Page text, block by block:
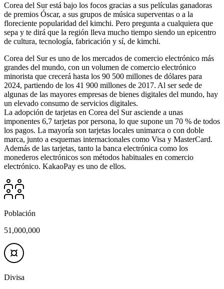
Corea del Sur está bajo los focos gracias a sus películas ganadoras
de premios Óscar, a sus grupos de música superventas o a la
floreciente popularidad del kimchi. Pero pregunta a cualquiera que
sepa y te dirá que la región lleva mucho tiempo siendo un epicentro
de cultura, tecnología, fabricación y sí, de kimchi.
Corea del Sur es uno de los mercados de comercio electrónico más
grandes del mundo, con un volumen de comercio electrónico
minorista que crecerá hasta los 90 500 millones de dólares para
2024, partiendo de los 41 900 millones de 2017. Al ser sede de
algunas de las mayores empresas de bienes digitales del mundo, hay
un elevado consumo de servicios digitales.
La adopción de tarjetas en Corea del Sur asciende a unas
imponentes 6,7 tarjetas por persona, lo que supone un 70 % de todos
los pagos. La mayoría son tarjetas locales unimarca o con doble
marca, junto a esquemas internacionales como Visa y MasterCard.
Además de las tarjetas, tanto la banca electrónica como los
monederos electrónicos son métodos habituales en comercio
electrónico. KakaoPay es uno de ellos.
Población
51,000,000
Divisa